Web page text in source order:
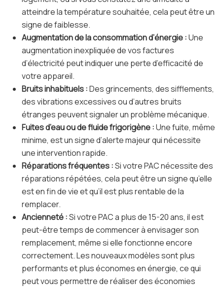
atteindre la température souhaitée, cela peut être un
signe de faiblesse.
Augmentation de la consommation d’énergie :Une
augmentation inexpliquée de vos factures
d’électricité peut indiquer une perte d’efficacité de
votre appareil.
Bruits inhabituels :Des grincements, des sifflements,
des vibrations excessives ou d’autres bruits
étranges peuvent signaler un problème mécanique.
Fuites d’eau ou de fluide frigorigène :Une fuite, même
minime, est un signe d’alerte majeur qui nécessite
une intervention rapide.
Réparations fréquentes :Si votre PAC nécessite des
réparations répétées, cela peut être un signe qu’elle
est en fin de vie et qu’il est plus rentable de la
remplacer.
Ancienneté :Si votre PAC a plus de 15-20 ans, il est
peut-être temps de commencer à envisager son
remplacement, même si elle fonctionne encore
correctement. Les nouveaux modèles sont plus
performants et plus économes en énergie, ce qui
peut vous permettre de réaliser des économies